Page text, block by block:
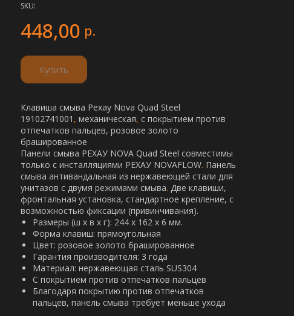
SKU:
448,00 р.
Купить
Клавиша смыва Рехау Nova Quad Steel
19102741001 , механическая, с покрытием против
отпечатков пальцев, розовое золото
брашированное
Панели смыва РЕХАУ NOVA Quad Steel совместимы
только с инсталляциями РЕХАУ NOVAFLOW. Панель
смыва антивандальная из нержавеющей стали для
унитазов c двумя режимами смыва. Две клавиши,
фронтальная установка, стандартное крепление, с
возможностью фиксации (привинчивания).
Размеры (ш x в x г): 244 х 162 х 6 мм.
Форма клавиш: прямоугольная
Цвет: розовое золото брашированное
Гарантия производителя: 3 года
Материал: нержавеющая сталь SUS304
С покрытием против отпечатков пальцев
Благодаря покрытию против отпечатков
пальцев, панель смыва требует меньше ухода